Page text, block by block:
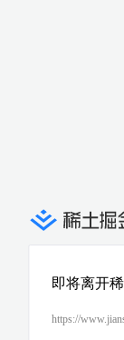
即将离开
https://